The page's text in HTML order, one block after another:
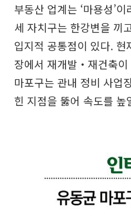
부동산 업계는 ‘마용성’
세 자치구는 한강변을 끼
입지적 공통점이 있다.
장에서 재개발‧재건축이
마포구는 관내 정비 사업
힌 지점을 뚫어 속도를 높